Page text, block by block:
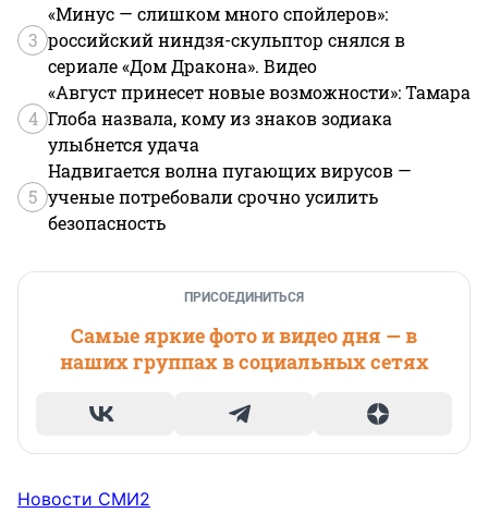
3
«Минус — слишком много спойлеров»:
российский ниндзя-скульптор снялся в
сериале «Дом Дракона». Видео
4
«Август принесет новые возможности»: Тамара
Глоба назвала, кому из знаков зодиака
улыбнется удача
5
Надвигается волна пугающих вирусов —
ученые потребовали срочно усилить
безопасность
ПРИСОЕДИНИТЬСЯ
Самые яркие фото и видео дня — в
наших группах в социальных сетях
Новости СМИ2